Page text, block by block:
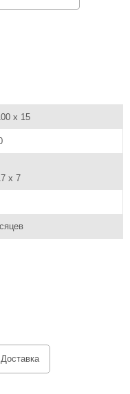
x 15
x 7
Доставка